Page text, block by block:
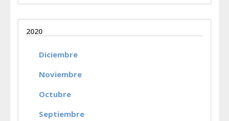
2020
Diciembre
Noviembre
Octubre
Septiembre